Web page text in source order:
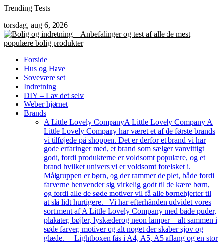
Skip
content
Trending Tests
torsdag, aug 6, 2026
Forside
Hus og Have
Soveværelset
Indretning
DIY – Lav det selv
Weber hjørnet
Brands
A Little Lovely CompanyA Little Lovely Company A
Little Lovely Company har været et af de første brands
vi tilføjede på shoppen. Det er derfor et brand vi har
gode erfaringer med, et brand som sælger vanvittigt
godt, fordi produkterne er voldsomt populære, og et
brand hvilket univers vi er voldsomt forelsket i.
Målgruppen er børn, og der rammer de plet, både fordi
farverne henvender sig virkelig godt til de kære børn,
og fordi alle de søde motiver vil få alle børnehjerter til
at slå lidt hurtigere. Vi har efterhånden udvidet vores
sortiment af A Little Lovely Company med både puder,
plakater, bøjler, lyskæderog neon lamper – alt sammen i
søde farver, motiver og alt noget der skaber sjov og
glæde. Lightboxen fås i A4, A5, A5 aflang og en stor